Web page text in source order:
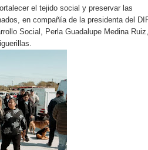
el tejido social y preservar las
en compañía de la presidenta del
Social, Perla Guadalupe Medina Ruiz,